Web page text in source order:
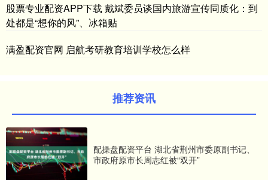
股票专业配资APP下载 戴斌委员谈国内旅游宣传同质化：到
处都是“想你的风”、冰箱贴
满盈配资官网 启航考研教育培训学校怎么样
推荐资讯
配操盘配资平台 湖北省荆州市委原副书记、
市政府原市长周志红被“双开”